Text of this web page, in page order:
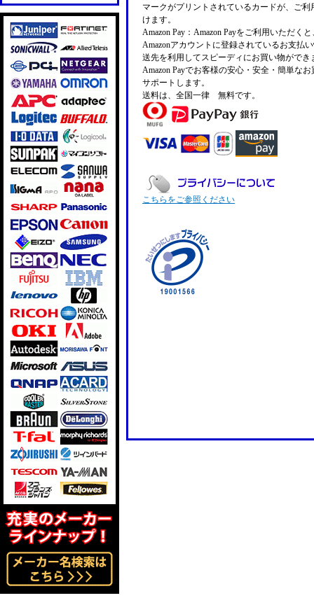
マークがプリントされているカードが、ご利
けます。
Amazon Pay：Amazon Payをご利用いただく
Amazonアカウントに登録されているお支払
送先を利用してスピーディにお買い物ができ
Amazon Payでお客様の安心・安全・簡単な
サポートします。
送料は、全国一律 無料です。
こちらをご参照ください